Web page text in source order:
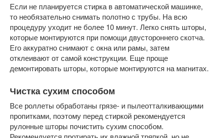
Если не планируется стирка в автоматической машинке,
то необязательно снимать полотно с трубы. На всю
процедуру уходит не более 10 минут. Легко снять шторы,
которые монтируются при помощи двустороннего скотча.
Его аккуратно снимают с окна или рамы, затем
отклеивают от самой конструкции. Еще проще
демонтировать шторы, которые монтируются на магнитах.
Чистка сухим способом
Все роллеты обработаны грязе- и пылеотталкивающими
пропитками, поэтому перед стиркой рекомендуется
рулонные шторы почистить сухим способом.